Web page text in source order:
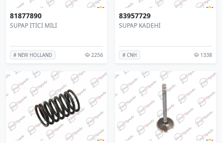
81877890
SUPAP İTİCİ MİLİ
# NEW HOLLAND 2256
83957729
SUPAP KADEHİ
# CNH 1338